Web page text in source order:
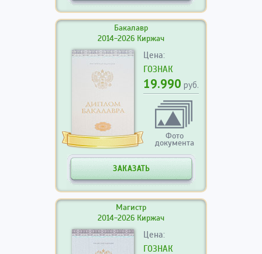
Бакалавр
2014-2026 Киржач
Цена:
ГОЗНАК
19.990 руб.
Фото
документа
ЗАКАЗАТЬ
Магистр
2014-2026 Киржач
Цена:
ГОЗНАК